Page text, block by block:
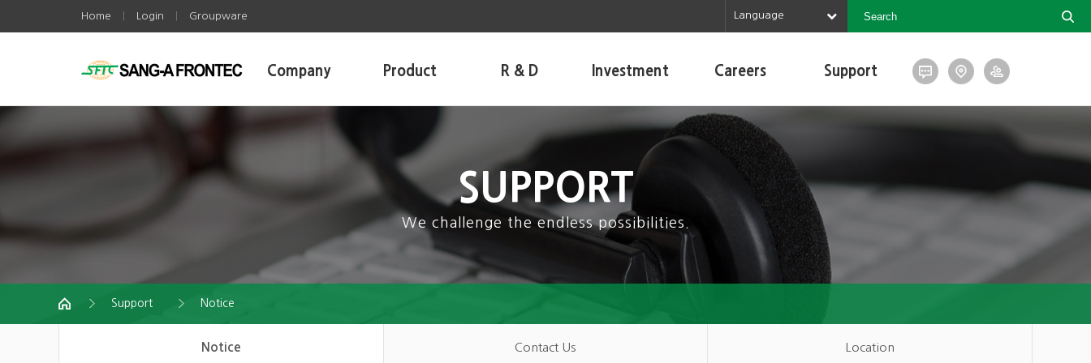
Home Login Groupware Language
Company Product R & D Investment Careers Support
SUPPORT
We challenge the endless possibilities.
Support Notice
Notice Contact Us Location